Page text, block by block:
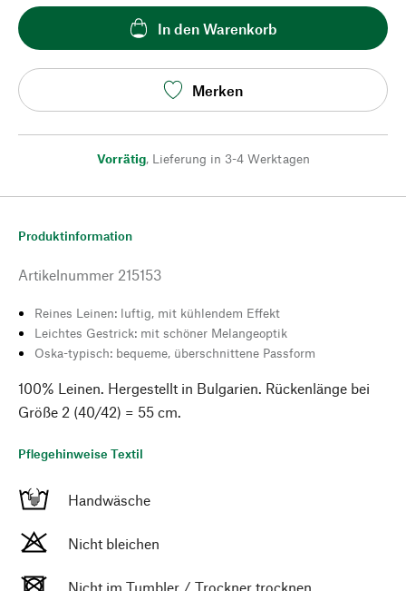
In den Warenkorb
Merken
Vorrätig, Lieferung in 3-4 Werktagen
Produktinformation
Artikelnummer 215153
Reines Leinen: luftig, mit kühlendem Effekt
Leichtes Gestrick: mit schöner Melangeoptik
Oska-typisch: bequeme, überschnittene Passform
100% Leinen. Hergestellt in Bulgarien. Rückenlänge bei
Größe 2 (40/42) = 55 cm.
Pflegehinweise Textil
Handwäsche
Nicht bleichen
Nicht im Tumbler / Trockner trocknen